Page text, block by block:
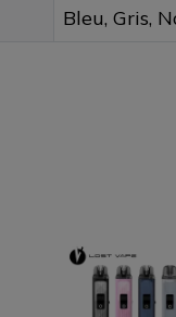
Bleu, Gris,